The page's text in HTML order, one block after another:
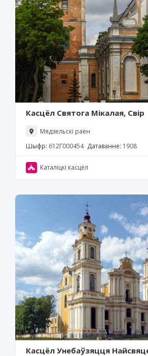
Касцёл Святога Мікалая, Свір
Мядзельскі раён
Шыфр: 612Г000454 Датаванне: 1908
Каталіцкі касцёл
Касцёл Унебаўзяцця